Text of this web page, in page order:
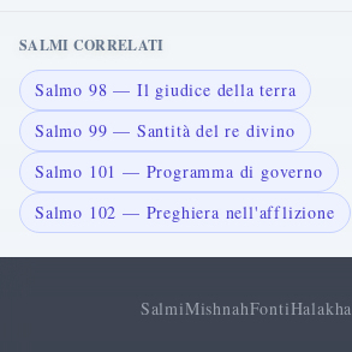
SALMI CORRELATI
Salmo 98 — Il giudice della terra
Salmo 99 — Santità del re divino
Salmo 101 — Programma di governo
Salmo 102 — Preghiera nell'afflizione
SalmiMishnahFonti